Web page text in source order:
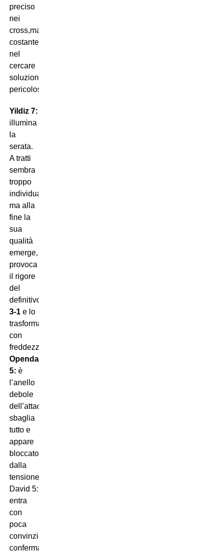
preciso
nei
cross,ma
costante
nel
cercare
soluzioni
pericolose.
Yildiz 7:
illumina
la
serata.
A tratti
sembra
troppo
individualista,
ma alla
fine la
sua
qualità
emerge,
provoca
il rigore
del
definitivo
3-1e lo
trasforma
con
freddezza.
Openda
5: è
l’anello
debole
dell’attacco,
sbaglia
tutto e
appare
bloccato
dalla
tensione.
David 5:
entra
con
poca
convinzione,
confermando